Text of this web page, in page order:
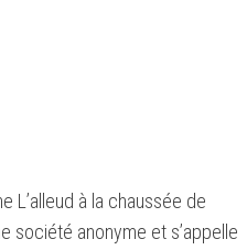
L’alleud à la chaussée de
société anonyme et s’appelle